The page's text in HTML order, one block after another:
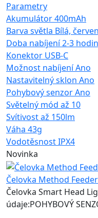
Parametry
Akumulátor400mAh
Barva světla Bílá,
Doba nabíjení2-3
Konektor USB-C
Možnost nabíjeníAno
Nastavitelný sklon Ano
Pohybový senzorAno
Světelný mód až 10
Svítivostaž 150lm
Váha 43g
VodotěsnostIPX4
Novinka
Čelovka Method
Čelovka Smart Head
údaje:POHYBOVÝ